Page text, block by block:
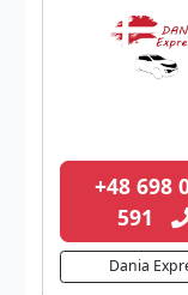
+48 698
591
Dania